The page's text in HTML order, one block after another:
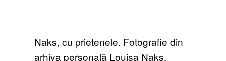
Naks, cu prietenele. Fotografie din
arhiva personală Louisa Naks.